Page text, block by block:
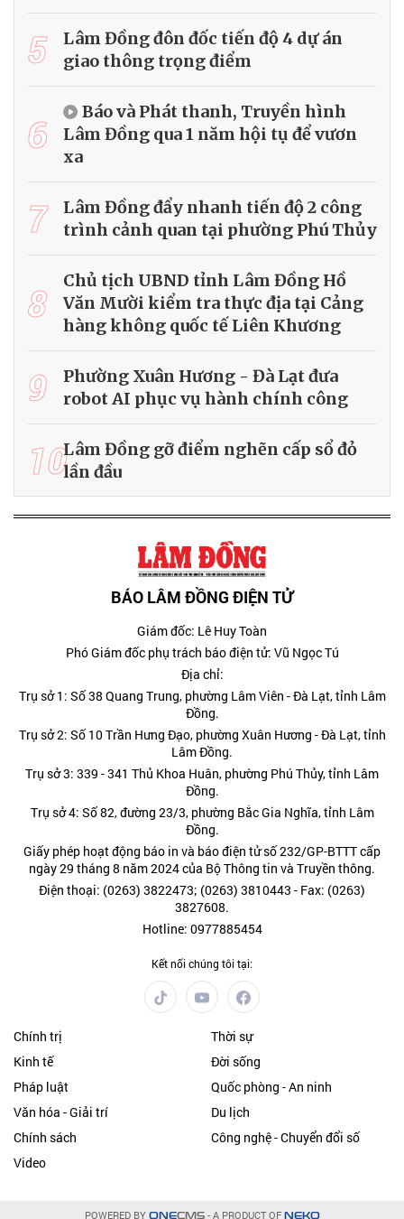
5
Lâm Đồng đôn đốc tiến độ 4 dự án
giao thông trọng điểm
6
Báo và Phát thanh, Truyền hình
Lâm Đồng qua 1 năm hội tụ để vươn
xa
7
Lâm Đồng đẩy nhanh tiến độ 2 công
trình cảnh quan tại phường Phú Thủy
8
Chủ tịch UBND tỉnh Lâm Đồng Hồ
Văn Mười kiểm tra thực địa tại Cảng
hàng không quốc tế Liên Khương
9
Phường Xuân Hương - Đà Lạt đưa
robot AI phục vụ hành chính công
10Lâm Đồng gỡ điểm nghẽn cấp sổ đỏ
lần đầu
BÁO LÂM ĐỒNG ĐIỆN TỬ
Giám đốc: Lê Huy Toàn
Phó Giám đốc phụ trách báo điện tử: Vũ Ngọc Tú
Địa chỉ:
Trụ sở 1: Số 38 Quang Trung, phường Lâm Viên - Đà Lạt, tỉnh Lâm
Đồng.
Trụ sở 2: Số 10 Trần Hưng Đạo, phường Xuân Hương - Đà Lạt, tỉnh
Lâm Đồng.
Trụ sở 3: 339 - 341 Thủ Khoa Huân, phường Phú Thủy, tỉnh Lâm
Đồng.
Trụ sở 4: Số 82, đường 23/3, phường Bắc Gia Nghĩa, tỉnh Lâm
Đồng.
Giấy phép hoạt động báo in và báo điện tử số 232/GP-BTTT cấp
ngày 29 tháng 8 năm 2024 của Bộ Thông tin và Truyền thông.
Điện thoại: (0263) 3822473; (0263) 3810443 - Fax: (0263)
3827608.
Hotline: 0977885454
Kết nối chúng tôi tại:
Chính trị
Thời sự
Kinh tế
Đời sống
Pháp luật
Quốc phòng - An ninh
Văn hóa - Giải trí
Du lịch
Chính sách
Công nghệ - Chuyển đổi số
Video
POWERED BY ONECMS- A PRODUCT OF NEKO